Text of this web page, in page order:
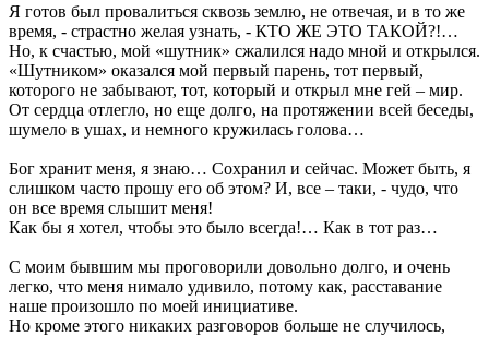
Я готов был провалиться сквозь землю, не отвечая, и в то же
время, - страстно желая узнать, - КТО ЖЕ ЭТО ТАКОЙ?!…
Но, к счастью, мой «шутник» сжалился надо мной и открылся.
«Шутником» оказался мой первый парень, тот первый,
которого не забывают, тот, который и открыл мне гей – мир.
От сердца отлегло, но еще долго, на протяжении всей беседы,
шумело в ушах, и немного кружилась голова…
Бог хранит меня, я знаю… Сохранил и сейчас. Может быть, я
слишком часто прошу его об этом? И, все – таки, - чудо, что
он все время слышит меня!
Как бы я хотел, чтобы это было всегда!… Как в тот раз…
С моим бывшим мы проговорили довольно долго, и очень
легко, что меня нимало удивило, потому как, расставание
наше произошло по моей инициативе.
Но кроме этого никаких разговоров больше не случилось,